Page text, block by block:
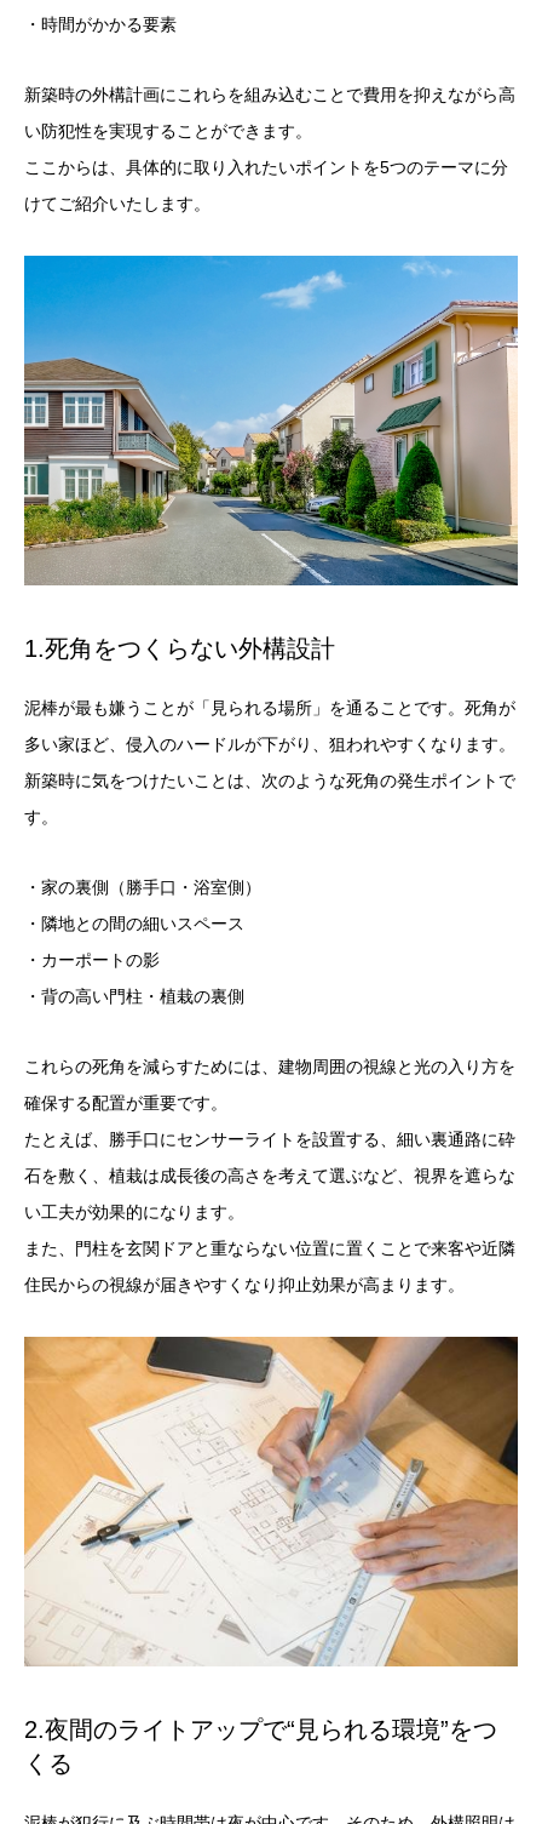
・時間がかかる要素
新築時の外構計画にこれらを組み込むことで費用を抑えながら高
い防犯性を実現することができます。
ここからは、具体的に取り入れたいポイントを5つのテーマに分
けてご紹介いたします。
1.死角をつくらない外構設計
泥棒が最も嫌うことが「見られる場所」を通ることです。死角が
多い家ほど、侵入のハードルが下がり、狙われやすくなります。
新築時に気をつけたいことは、次のような死角の発生ポイントで
す。
・家の裏側（勝手口・浴室側）
・隣地との間の細いスペース
・カーポートの影
・背の高い門柱・植栽の裏側
これらの死角を減らすためには、建物周囲の視線と光の入り方を
確保する配置が重要です。
たとえば、勝手口にセンサーライトを設置する、細い裏通路に砕
石を敷く、植栽は成長後の高さを考えて選ぶなど、視界を遮らな
い工夫が効果的になります。
また、門柱を玄関ドアと重ならない位置に置くことで来客や近隣
住民からの視線が届きやすくなり抑止効果が高まります。
2.夜間のライトアップで“見られる環境”をつ
くる